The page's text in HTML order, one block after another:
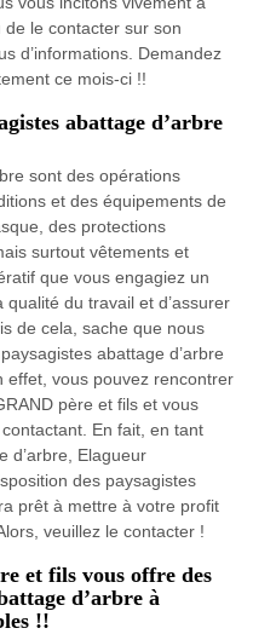
le contacter sur son
d’informations. Demandez
ce mois-ci !!
abattage d’arbre
sont des opérations
et des équipements de
des protections
surtout vêtements et
que vous engagiez un
du travail et d’assurer
de cela, sache que nous
abattage d’arbre
effet, vous pouvez rencontrer
père et fils et vous
En fait, en tant
d’arbre, Elagueur
des paysagistes
prêt à mettre à votre profit
veuillez le contacter !
et fils vous offre des
d’arbre à
!!